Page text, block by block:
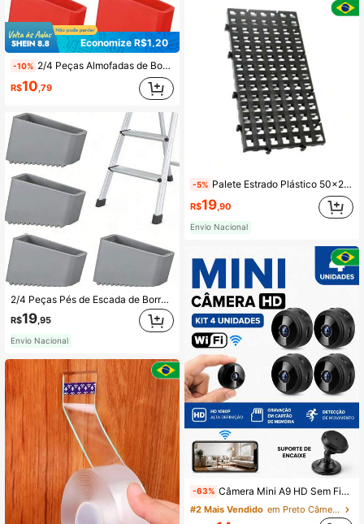
Economize R$1,20
-10% 2/4 Peças Almofadas de Borracha Antiderrapantes para Pés de Escada - Almofadas de Reposição Universal Antiderrapantes com Pontas Texturizadas (Preto/Vermelho/Cinza/Azul), Adequadas para Escadas Telescópicas, Duráveis para Uso Doméstico e Industrial, Acessórios de Segurança para Escada, para Várias Aplicações Internas e Externas, Casa/Escritório/Canteiro de Obras/Camping, Design de Ajuste Estável, Acessível
R$10,79
2/4 Peças Pés de Escada de Borracha Antiderrapante de Uso Pesado - Capas de Segurança Universais de Substituição para Escadas Extensíveis, Uso Doméstico e Industrial Durável, Cinza, Acessórios de Segurança para Escadas, Superfície de Aderência Texturizada, Design de Ajuste Seguro
R$19 ,95
Envio Nacional
-5% Palete Estrado Plástico 50x25x2,5cm Preto
R$19,90
Envio Nacional
-63% Câmera Mini A9 HD Sem Fio WiFi | Gravação em Cartão de Memória | Envio Imediato
#2 Mais Vendido
em Preto Câmeras de vigilância Bullet